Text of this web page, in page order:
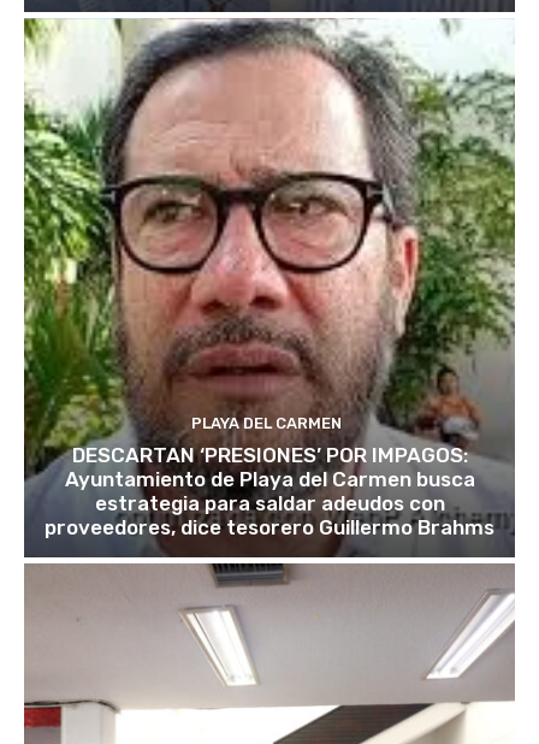
PLAYA DEL CARMEN
DESCARTAN ‘PRESIONES’ POR IMPAGOS:
Ayuntamiento de Playa del Carmen busca
estrategia para saldar adeudos con
proveedores, dice tesorero Guillermo Brahms